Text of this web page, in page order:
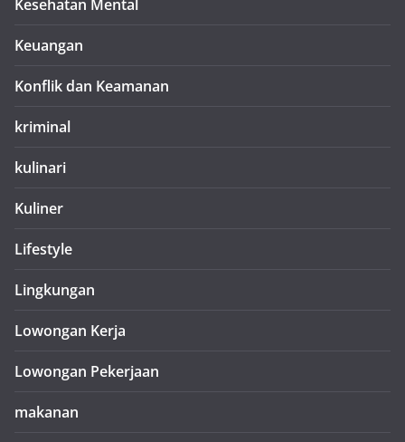
Kesehatan Mental
Keuangan
Konflik dan Keamanan
kriminal
kulinari
Kuliner
Lifestyle
Lingkungan
Lowongan Kerja
Lowongan Pekerjaan
makanan